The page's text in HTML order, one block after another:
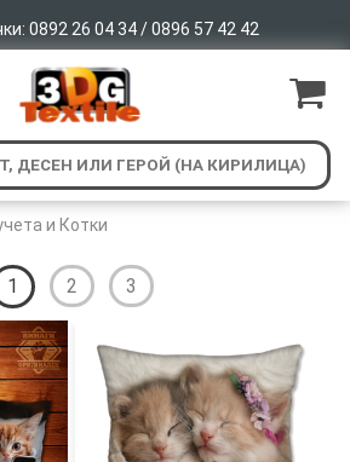
0892 26 04 34 / 0896 57 42 42
и Котки
1 2 3